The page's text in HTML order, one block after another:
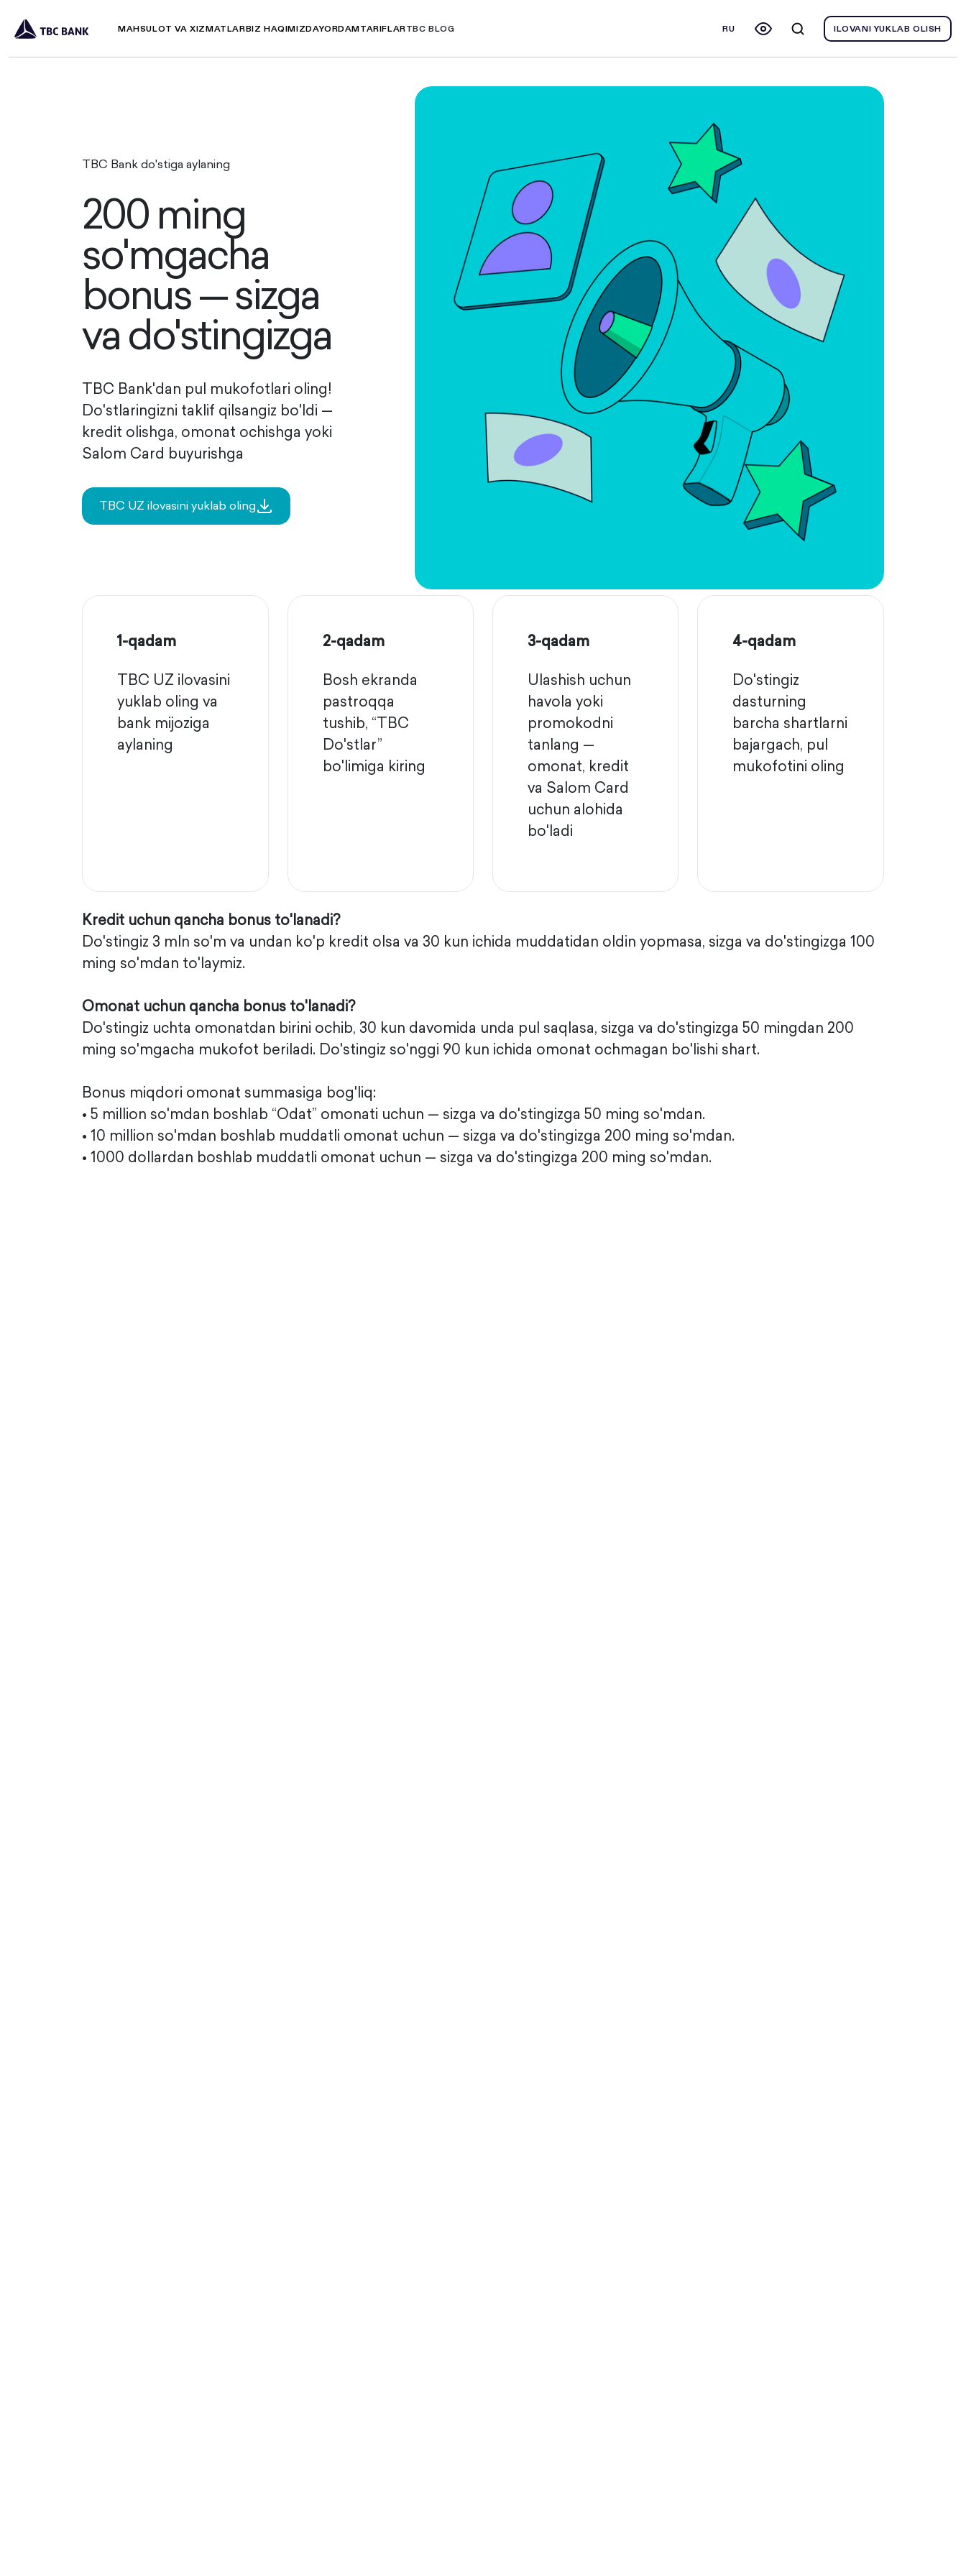
MAHSULOT VA XIZMATLARBIZ HAQIMIZDAYORDAMTARIFLARTBC BLOG RU ILOVANI YUKLAB OLISH
TBC Bank do'stiga aylaning
200 ming
so'mgacha
bonus — sizga
va do'stingizga
TBC Bank'dan pul mukofotlari oling!
Do'stlaringizni taklif qilsangiz bo'ldi —
kredit olishga, omonat ochishga yoki
Salom Card buyurishga
TBC UZ ilovasini yuklab oling
1-qadam
TBC UZ ilovasini
yuklab oling va
bank mijoziga
aylaning
2-qadam
Bosh ekranda
pastroqqa
tushib, “TBC
Do'stlar”
bo'limiga kiring
3-qadam
Ulashish uchun
havola yoki
promokodni
tanlang —
omonat, kredit
va Salom Card
uchun alohida
bo'ladi
4-qadam
Do'stingiz
dasturning
barcha shartlarni
bajargach, pul
mukofotini oling
Kredit uchun qancha bonus to'lanadi?
Do'stingiz 3 mln so'm va undan ko'p kredit olsa va 30 kun ichida muddatidan oldin yopmasa, sizga va do'stingizga 100
ming so'mdan to'laymiz.
Omonat uchun qancha bonus to'lanadi?
Do'stingiz uchta omonatdan birini ochib, 30 kun davomida unda pul saqlasa, sizga va do'stingizga 50 mingdan 200
ming so'mgacha mukofot beriladi. Do'stingiz so'nggi 90 kun ichida omonat ochmagan bo'lishi shart.
Bonus miqdori omonat summasiga bog'liq:
• 5 million so'mdan boshlab “Odat” omonati uchun — sizga va do'stingizga 50 ming so'mdan.
• 10 million so'mdan boshlab muddatli omonat uchun — sizga va do'stingizga 200 ming so'mdan.
• 1000 dollardan boshlab muddatli omonat uchun — sizga va do'stingizga 200 ming so'mdan.